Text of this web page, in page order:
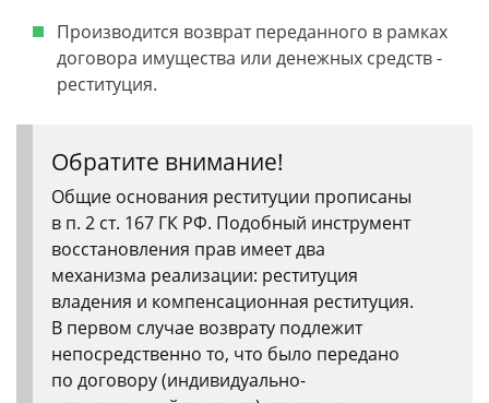
Производится возврат переданного в рамках
договора имущества или денежных средств -
реституция.
Обратите внимание!
Общие основания реституции прописаны
в п. 2 ст. 167 ГК РФ. Подобный инструмент
восстановления прав имеет два
механизма реализации: реституция
владения и компенсационная реституция.
В первом случае возврату подлежит
непосредственно то, что было передано
по договору (индивидуально-